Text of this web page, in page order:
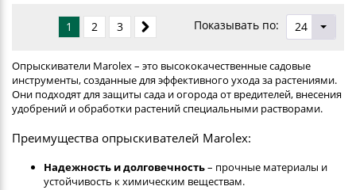
Показывать по: 24
1 2 3
Опрыскиватели Marolex – это высококачественные садовые
инструменты, созданные для эффективного ухода за растениями.
Они подходят для защиты сада и огорода от вредителей, внесения
удобрений и обработки растений специальными растворами.
Преимущества опрыскивателей Marolex:
Надежность и долговечность– прочные материалы и
устойчивость к химическим веществам.